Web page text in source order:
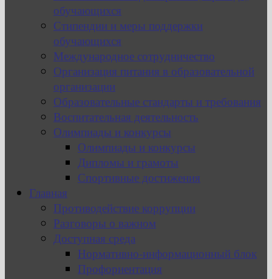
обучающихся
Стипендии и меры поддержки
обучающихся
Международное сотрудничество
Организация питания в образовательной
организации
Образовательные стандарты и требования
Воспитательная деятельность
Олимпиады и конкурсы
Олимпиады и конкурсы
Дипломы и грамоты
Спортивные достижения
Главная
Противодействие коррупции
Разговоры о важном
Доступная среда
Нормативно-информационный блок
Профориентация